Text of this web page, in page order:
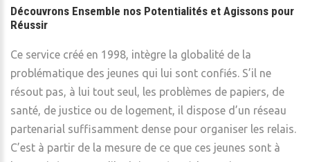
Découvrons Ensemble nos Potentialités et Agissons pour
Réussir
Ce service créé en 1998, intègre la globalité de la
problématique des jeunes qui lui sont confiés. S’il ne
résout pas, à lui tout seul, les problèmes de papiers, de
santé, de justice ou de logement, il dispose d’un réseau
partenarial suffisamment dense pour organiser les relais.
C’est à partir de la mesure de ce que ces jeunes sont à